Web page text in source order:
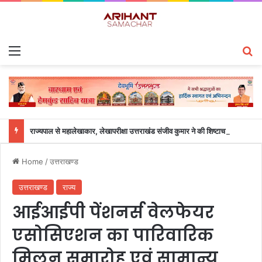
राज्यपाल से महालेखाकार, लेखापरीक्षा उत्तराखंड संजीव कुमार ने की शिष्टाचार भेंट
Home /उत्तराखण्ड
उत्तराखण्ड राज्य
आईआईपी पेंशनर्स वेलफेयर
एसोसिएशन का पारिवारिक